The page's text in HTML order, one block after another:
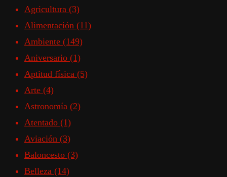
Agricultura (3)
Alimentación (11)
Ambiente (149)
Aniversario (1)
Aptitud física (5)
Arte (4)
Astronomía (2)
Atentado (1)
Aviación (3)
Baloncesto (3)
Belleza (14)